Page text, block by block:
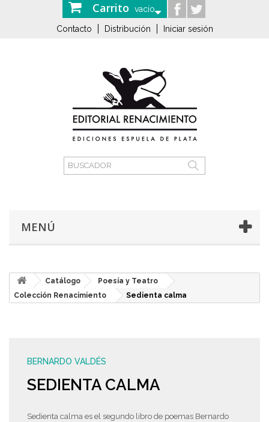
Carrito vacío
Contacto Distribución Iniciar sesión
MENÚ
Catálogo
Poesía y Teatro
Colección Renacimiento
Sedienta calma
BERNARDO VALDÉS
SEDIENTA CALMA
Sedienta calma es el segundo libro de poemas Bernardo